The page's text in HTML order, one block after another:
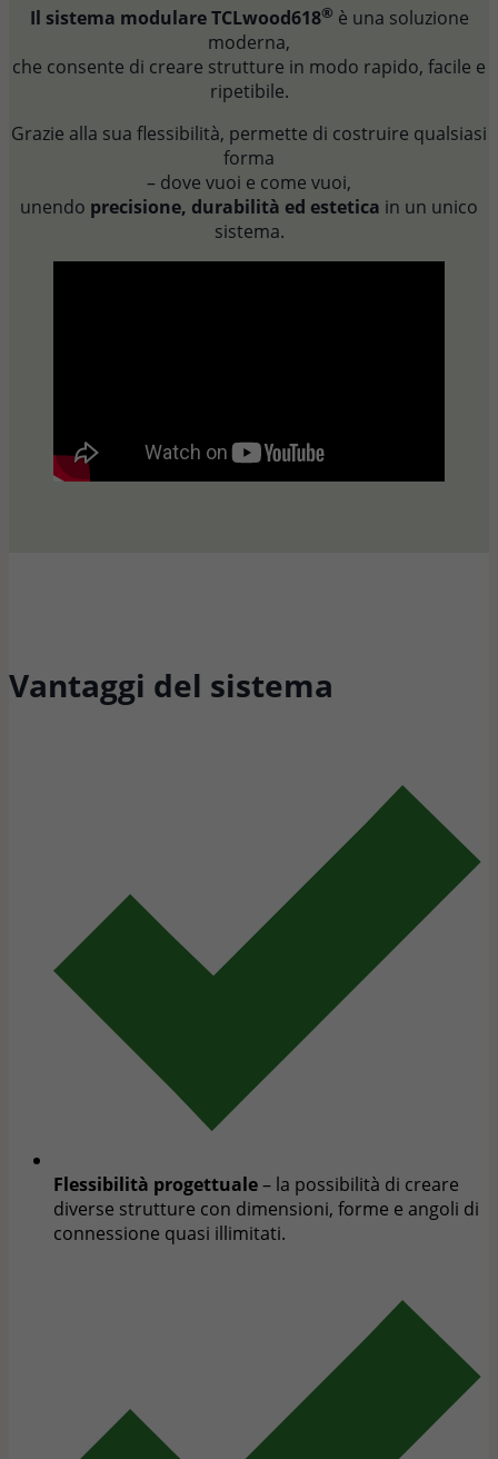
Il sistema modulare TCLwood618® è una soluzione
moderna,
che consente di creare strutture in modo rapido, facile e
ripetibile.
Grazie alla sua flessibilità, permette di costruire qualsiasi
forma
– dove vuoi e come vuoi,
unendo precisione, durabilità ed estetica in un unico
sistema.
Vantaggi del sistema
Flessibilità progettuale– la possibilità di creare
diverse strutture con dimensioni, forme e angoli di
connessione quasi illimitati.